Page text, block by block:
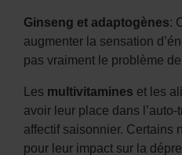
Ginseng et adaptogènes:
augmenter la sensation
pas vraiment le problème
Les multivitamines et les
avoir leur place dans
affectif saisonnier. Certains
pour leur impact sur la